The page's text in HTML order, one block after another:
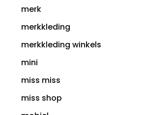
merk
merkkleding
merkkleding winkels
mini
miss miss
miss shop